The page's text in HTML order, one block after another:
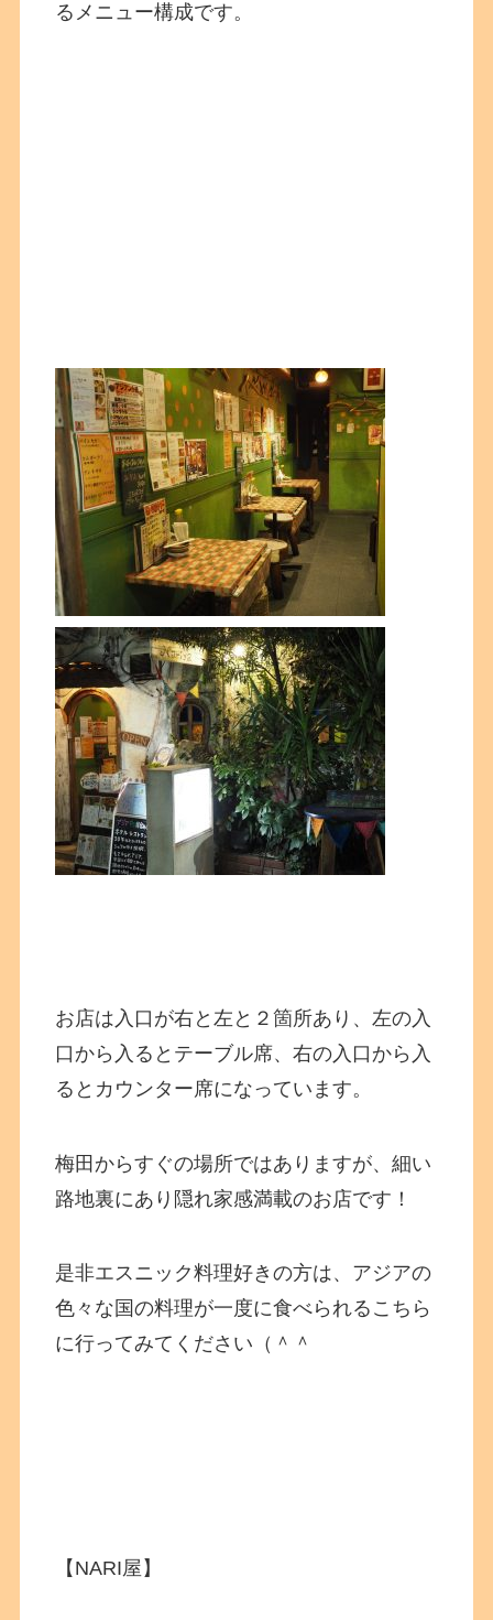
るメニュー構成です。
お店は入口が右と左と２箇所あり、左の入
口から入るとテーブル席、右の入口から入
るとカウンター席になっています。
梅田からすぐの場所ではありますが、細い
路地裏にあり隠れ家感満載のお店です！
是非エスニック料理好きの方は、アジアの
色々な国の料理が一度に食べられるこちら
に行ってみてください（＾＾
【NARI屋】